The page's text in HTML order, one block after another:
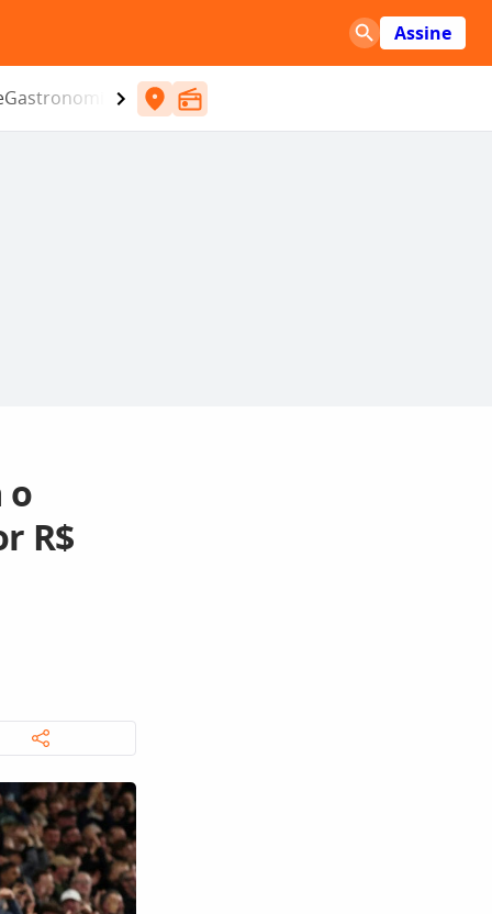
Assine
Gastronomia Entretenimento
o
R$